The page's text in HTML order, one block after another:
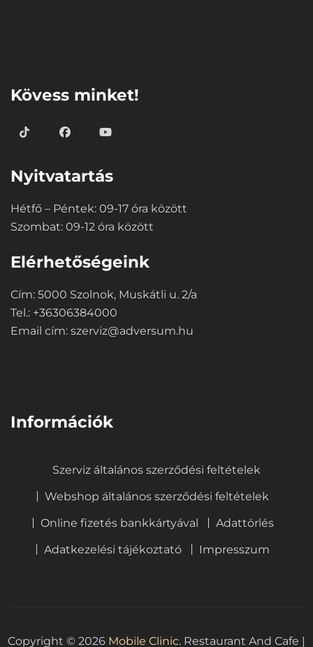
Kövess minket!
Nyitvatartás
Hétfő – Péntek: 09-17 óra között
Szombat: 09-12 óra között
Elérhetőségeink
Cím: 5000 Szolnok, Muskátli u. 2/a
Tel.: +36306384000
Email cím: szerviz@adversum.hu
Információk
Szerviz általános szerződési feltételek
Webshop általános szerződési feltételek
Online fizetés bankkártyával
Adattörlés
Adatkezelési tájékoztató
Impresszum
Copyright © 2026 Mobile Clinic. Restaurant And Cafe |